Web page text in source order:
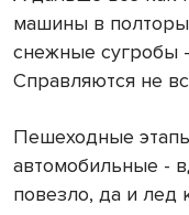
машины в
снежные сугробы
Справляются не
Пешеходные
автомобильные -
повезло, да и лед